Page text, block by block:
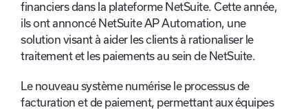
financiers dans la plateforme NetSuite. Cette année,
ils ont annoncé NetSuite AP Automation, une
solution visant à aider les clients à rationaliser le
traitement et les paiements au sein de NetSuite.
Le nouveau système numérise le processus de
facturation et de paiement, permettant aux équipes